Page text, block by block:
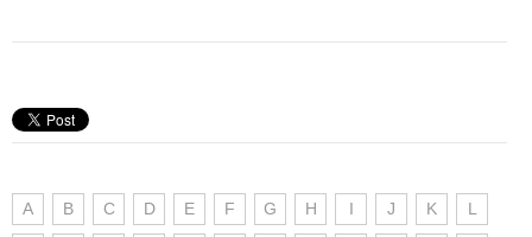
A B C D E F G H I J K L